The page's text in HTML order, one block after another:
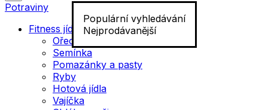
Populární vyhledávání
Nejprodávanější
Potraviny
Fitness jídlo
Ořechy
Semínka
Pomazánky a pasty
Ryby
Hotová jídla
Vajíčka